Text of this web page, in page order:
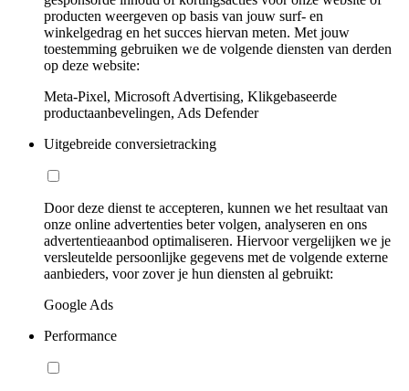
producten weergeven op basis van jouw surf- en
winkelgedrag en het succes hiervan meten. Met jouw
toestemming gebruiken we de volgende diensten van derden
op deze website:
Meta-Pixel, Microsoft Advertising, Klikgebaseerde
productaanbevelingen, Ads Defender
Uitgebreide conversietracking
Door deze dienst te accepteren, kunnen we het resultaat van
onze online advertenties beter volgen, analyseren en ons
advertentieaanbod optimaliseren. Hiervoor vergelijken we je
versleutelde persoonlijke gegevens met de volgende externe
aanbieders, voor zover je hun diensten al gebruikt:
Google Ads
Performance